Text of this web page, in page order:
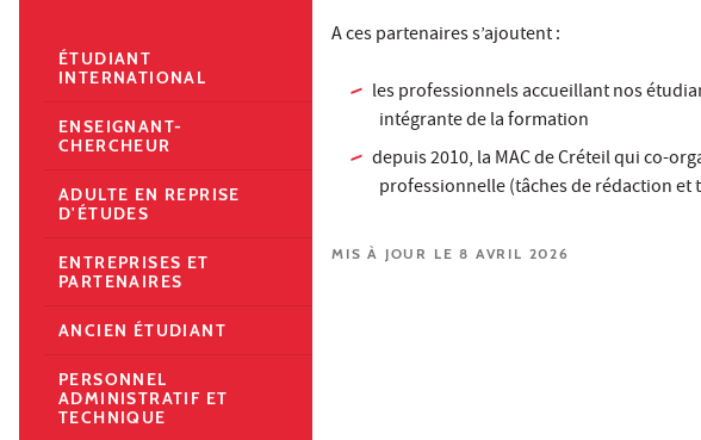
A ces partenaires s’ajoutent :
les professionnels accueillant nos
intégrante de la formation
depuis 2010, la MAC de Créteil qui co-
professionnelle (tâches de rédaction et
MIS À JOUR LE 8 AVRIL 2026
ÉTUDIANT
INTERNATIONAL
ENSEIGNANT-
CHERCHEUR
ADULTE EN REPRISE
D'ÉTUDES
ENTREPRISES ET
PARTENAIRES
ANCIEN ÉTUDIANT
PERSONNEL
ADMINISTRATIF ET
TECHNIQUE